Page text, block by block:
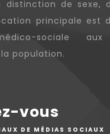
distinction de sexe,
principale est
sociale aux
population.
vous
DE MÉDIAS SOCIAUX